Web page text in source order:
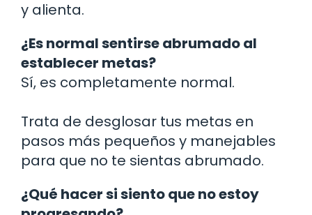
y alienta.
¿Es normal sentirse abrumado al
establecer metas?
Sí, es completamente normal.
Trata de desglosar tus metas en
pasos más pequeños y manejables
para que no te sientas abrumado.
¿Qué hacer si siento que no estoy